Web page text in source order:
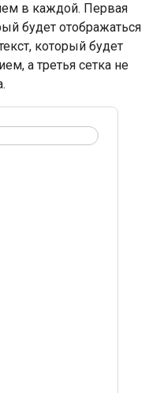
в каждой. Первая
будет отображаться
который будет
а третья сетка не